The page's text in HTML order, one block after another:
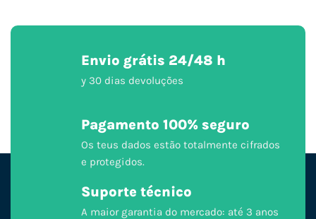
Envio grátis 24/48 h
y 30 dias devoluções
Pagamento 100% seguro
Os teus dados estão totalmente cifrados
e protegidos.
Suporte técnico
A maior garantia do mercado: até 3 anos